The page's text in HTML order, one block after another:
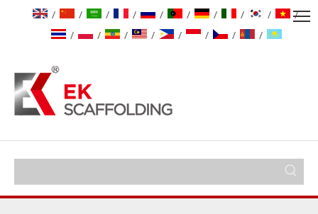
/ / / / / / / / /
/
/
/ / / / / / /